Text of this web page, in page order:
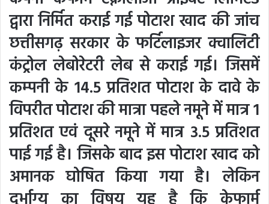
द्वारा निर्मित कराई गई पोटाश खाद की जांच
छत्तीसगढ़ सरकार के फर्टिलाइजर क्वालिटी
कंट्रोल लेबोरेटरी लेब से कराई गई। जिसमें
कम्पनी के 14.5 प्रतिशत पोटाश के दावे के
विपरीत पोटाश की मात्रा पहले नमूने में मात्र 1
प्रतिशत एवं दूसरे नमूने में मात्र 3.5 प्रतिशत
पाई गई है। जिसके बाद इस पोटाश खाद को
अमानक घोषित किया गया है। लेकिन